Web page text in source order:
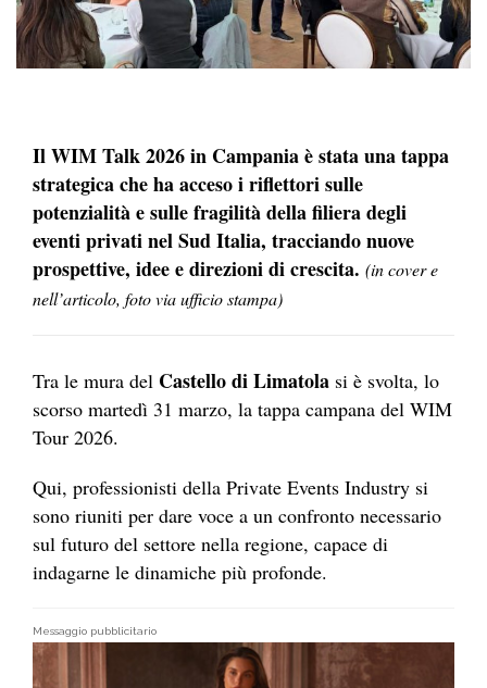
Il WIM Talk 2026 in Campania è stata una tappa
strategica che ha acceso i riflettori sulle
potenzialità e sulle fragilità della filiera degli
eventi privati nel Sud Italia, tracciando nuove
prospettive, idee e direzioni di crescita. (in cover e
nell’articolo, foto via ufficio stampa)
Tra le mura del Castello di Limatola si è svolta, lo
scorso martedì 31 marzo, la tappa campana del WIM
Tour 2026.
Qui, professionisti della Private Events Industry si
sono riuniti per dare voce a un confronto necessario
sul futuro del settore nella regione, capace di
indagarne le dinamiche più profonde.
Messaggio pubblicitario